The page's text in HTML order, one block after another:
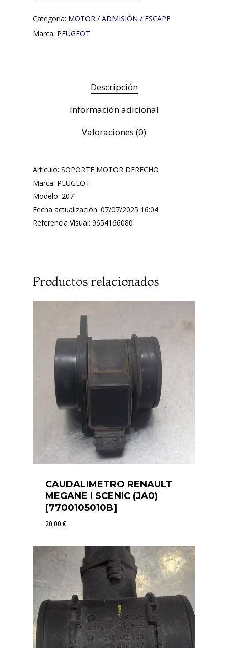
Categoría: MOTOR / ADMISIÓN / ESCAPE
Marca: PEUGEOT
Descripción
Información adicional
Valoraciones (0)
Artículo: SOPORTE MOTOR DERECHO
Marca: PEUGEOT
Modelo: 207
Fecha actualización: 07/07/2025 16:04
Referencia Visual: 9654166080
Productos relacionados
CAUDALIMETRO RENAULT
MEGANE I SCENIC (JA0)
[7700105010B]
20,00€